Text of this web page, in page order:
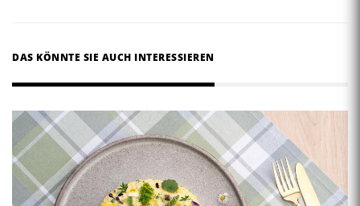
DAS KÖNNTE SIE AUCH INTERESSIEREN